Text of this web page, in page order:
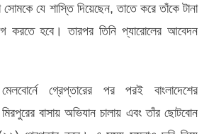
সোমকে যে শাস্তি দিয়েছেন, তাতে করে তাঁকে টানা
করতে হবে। তারপর তিনি প্যারোলের আবেদন
গ্রেপ্তারের পর পরই বাংলাদেশের
বাসায় অভিযান চালায় এবং তাঁর ছোটবোন